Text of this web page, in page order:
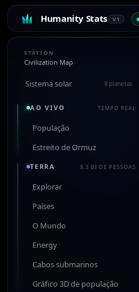
Humanity Stats V1
STATION
Civilization Map
Sistema solar 8 planetas
AO VIVO TEMPO REAL
População
Estreito de Ormuz
TERRA 8,3 BI DE PESSOAS
Explorar
Países
O Mundo
Energy
Cabos submarinos
Gráfico 3D de população